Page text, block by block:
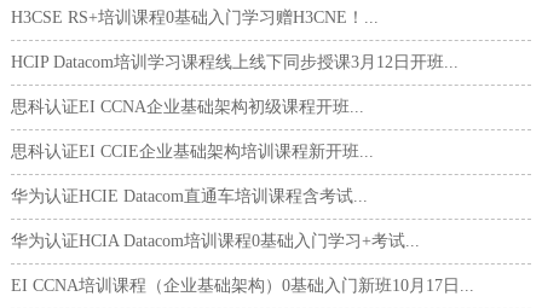
H3CSE RS+培训课程0基础入门学习赠H3CNE！...
HCIP Datacom培训学习课程线上线下同步授课3月12日开班...
思科认证EI CCNA企业基础架构初级课程开班...
思科认证EI CCIE企业基础架构培训课程新开班...
华为认证HCIE Datacom直通车培训课程含考试...
华为认证HCIA Datacom培训课程0基础入门学习+考试...
EI CCNA培训课程（企业基础架构）0基础入门新班10月17日...